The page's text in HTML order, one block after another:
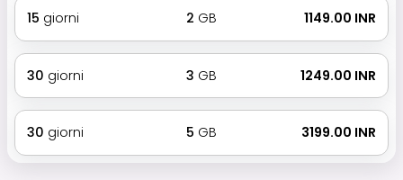
15 giorni 2 GB ₹ 1149.00 INR
30 giorni 3 GB ₹ 1249.00 INR
30 giorni 5 GB ₹ 3199.00 INR